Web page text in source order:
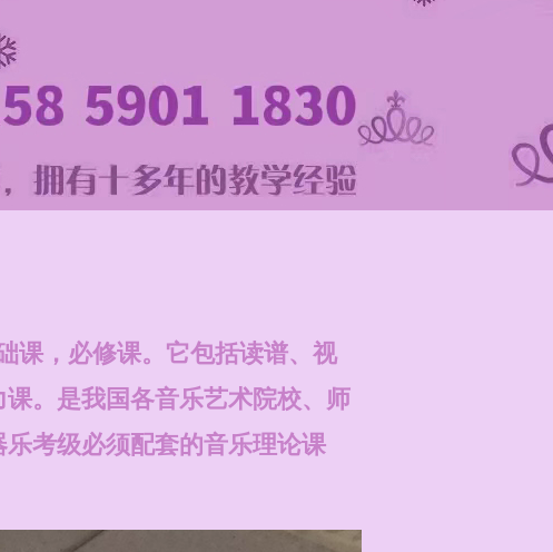
课，必修课。它包括读谱、视
。是我国各音乐艺术院校、师
考级必须配套的音乐理论课